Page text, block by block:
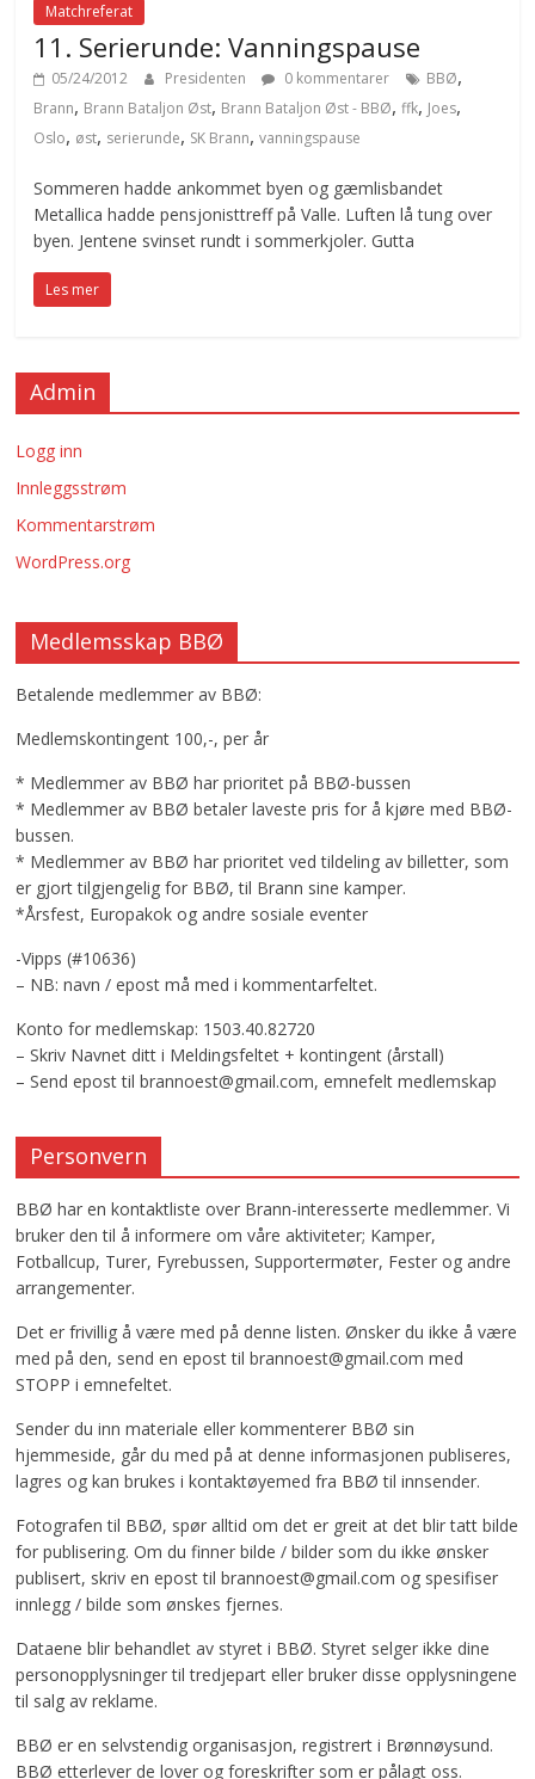
Matchreferat
11. Serierunde: Vanningspause
05/24/2012 Presidenten 0 kommentarer BBØ,
Brann, Brann Bataljon Øst, Brann Bataljon Øst - BBØ,ffk, Joes,
Oslo, øst, serierunde, SK Brann,vanningspause
Sommeren hadde ankommet byen og gæmlisbandet
Metallica hadde pensjonisttreff på Valle. Luften lå tung over
byen. Jentene svinset rundt i sommerkjoler. Gutta
Les mer
Admin
Logg inn
Innleggsstrøm
Kommentarstrøm
WordPress.org
Medlemsskap BBØ
Betalende medlemmer av BBØ:
Medlemskontingent 100,-, per år
* Medlemmer av BBØ har prioritet på BBØ-bussen
* Medlemmer av BBØ betaler laveste pris for å kjøre med BBØ-
bussen.
* Medlemmer av BBØ har prioritet ved tildeling av billetter, som
er gjort tilgjengelig for BBØ, til Brann sine kamper.
*Årsfest, Europakok og andre sosiale eventer
-Vipps (#10636)
– NB: navn / epost må med i kommentarfeltet.
Konto for medlemskap: 1503.40.82720
– Skriv Navnet ditt i Meldingsfeltet + kontingent (årstall)
– Send epost til brannoest@gmail.com, emnefelt medlemskap
Personvern
BBØ har en kontaktliste over Brann-interesserte medlemmer. Vi
bruker den til å informere om våre aktiviteter; Kamper,
Fotballcup, Turer, Fyrebussen, Supportermøter, Fester og andre
arrangementer.
Det er frivillig å være med på denne listen. Ønsker du ikke å være
med på den, send en epost til brannoest@gmail.com med
STOPP i emnefeltet.
Sender du inn materiale eller kommenterer BBØ sin
hjemmeside, går du med på at denne informasjonen publiseres,
lagres og kan brukes i kontaktøyemed fra BBØ til innsender.
Fotografen til BBØ, spør alltid om det er greit at det blir tatt bilde
for publisering. Om du finner bilde / bilder som du ikke ønsker
publisert, skriv en epost til brannoest@gmail.com og spesifiser
innlegg / bilde som ønskes fjernes.
Dataene blir behandlet av styret i BBØ. Styret selger ikke dine
personopplysninger til tredjepart eller bruker disse opplysningene
til salg av reklame.
BBØ er en selvstendig organisasjon, registrert i Brønnøysund.
BBØ etterlever de lover og foreskrifter som er pålagt oss.